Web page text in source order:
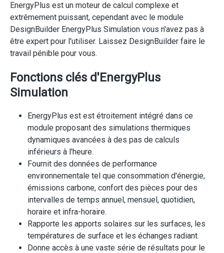
EnergyPlus est un moteur de calcul complexe et
extrêmement puissant, cependant avec le module
DesignBuilder EnergyPlus Simulation vous n'avez pas à
être expert pour l'utiliser. Laissez DesignBuilder faire le
travail pénible pour vous.
Fonctions clés d'EnergyPlus
Simulation
EnergyPlus est est étroitement intégré dans ce
module proposant des simulations thermiques
dynamiques avancées à des pas de calculs
inférieurs à l'heure.
Fournit des données de performance
environnementale tel que consommation d'énergie,
émissions carbone, confort des pièces pour des
intervalles de temps annuel, mensuel, quotidien,
horaire et infra-horaire.
Rapporte les apports solaires sur les surfaces, les
températures de surface et les échanges radiant.
Donne accès à une vaste série de résultats pour le